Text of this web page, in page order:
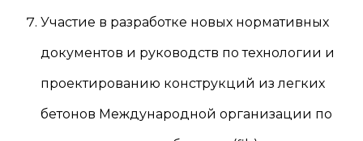
Участие в разработке новых нормативных
документов и руководств по технологии и
проектированию конструкций из легких
бетонов Международной организации по